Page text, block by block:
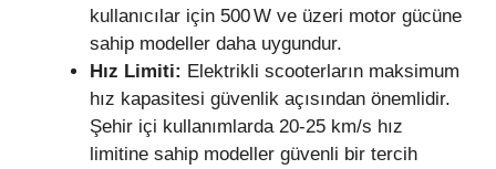
kullanıcılar için 500 W ve üzeri motor gücüne
sahip modeller daha uygundur.
Hız Limiti: Elektrikli scooterların maksimum
hız kapasitesi güvenlik açısından önemlidir.
Şehir içi kullanımlarda 20‑25 km/s hız
limitine sahip modeller güvenli bir tercih